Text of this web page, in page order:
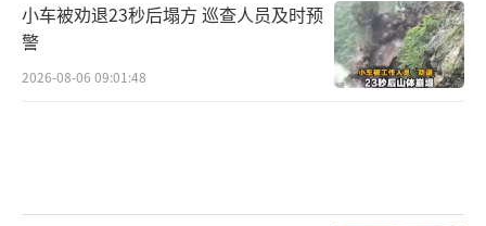
买不起就贷款，加杠杆，大家都觉得工资
会一直涨，房价也会一直涨，都觉得现在不买
小车被劝退23秒后塌方 巡查人员及时预
警
2026-08-06 09:01:48